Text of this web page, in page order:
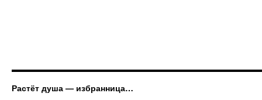
Растёт душа — избранница…